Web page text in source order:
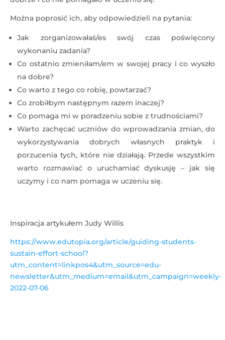
Można poprosić ich, aby odpowiedzieli na pytania:
Jak zorganizowałaś/es swój czas poświęcony
wykonaniu zadania?
Co ostatnio zmieniłam/em w swojej pracy i co wyszło
na dobre?
Co warto z tego co robię, powtarzać?
Co zrobiłbym następnym razem inaczej?
Co pomaga mi w poradzeniu sobie z trudnościami?
Warto zachęcać uczniów do wprowadzania zmian, do
wykorzystywania dobrych własnych praktyk i
porzucenia tych, które nie działają. Przede wszystkim
warto rozmawiać o uruchamiać dyskusję – jak się
uczymy i co nam pomaga w uczeniu się.
Inspiracja artykułem Judy Willis
https://www.edutopia.org/article/guiding-students-
sustain-effort-school?
utm_content=linkpos4&utm_source=edu-
newsletter&utm_medium=email&utm_campaign=weekly-
2022-07-06